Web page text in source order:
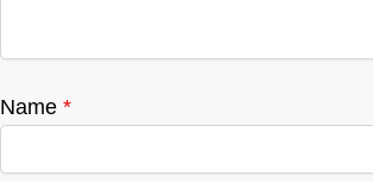
Name *